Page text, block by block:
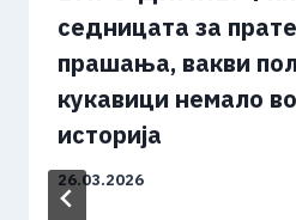
седницата за
прашања, вакви
кукавици немало
историја
26.03.2026